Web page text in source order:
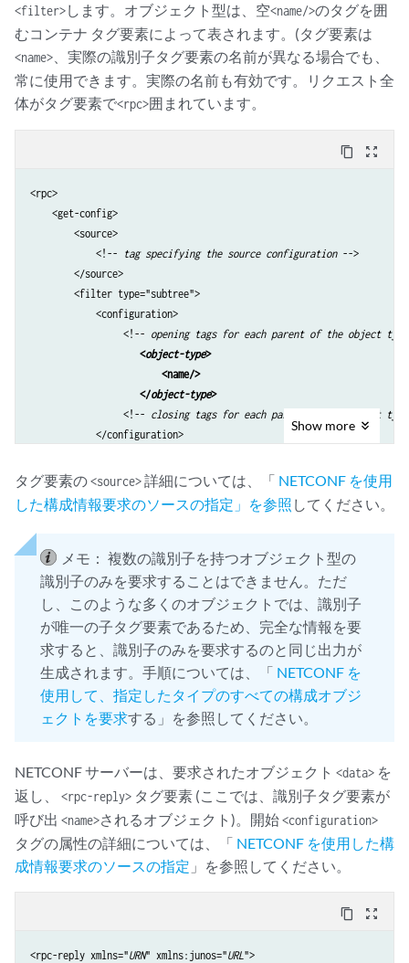
<filter>します。オブジェクト型は、空<name/>のタグを囲
むコンテナ タグ要素によって表されます。(タグ要素は
<name> 、実際の識別子タグ要素の名前が異なる場合でも、
常に使用できます。実際の名前も有効です。リクエスト全
体がタグ要素で<rpc>囲まれています。
content_copy zoom_out_map
<rpc>
    <get-config>
        <source>
            <!--
tag specifying the source configuration -->
        </source>
        <filter type="subtree">
            <configuration>
                 <!--
opening tags for each parent of the object type
<object-type>
<name/>
</object-type>
                 <!--
closing tags for each parent of the object type
            </configuration>
    </get-config>
</rpc>
Show more
タグ要素の<source>詳細については、「 NETCONF を使用
した構成情報要求のソースの指定」を参照 してください。
メモ： 複数の識別子を持つオブジェクト型の
識別子のみを要求することはできません。ただ
し、このような多くのオブジェクトでは、識別子
が唯一の子タグ要素であるため、完全な情報を要
求すると、識別子のみを要求するのと同じ出力が
生成されます。手順については、「 NETCONF を
使用して、指定したタイプのすべての構成オブジ
ェクトを要求する」を参照してください。
NETCONF サーバーは、要求されたオブジェクト <data> を
返し、 <rpc-reply> タグ要素 (ここでは、識別子タグ要素が
呼び出 <name>されるオブジェクト)。開始<configuration>
タグの属性の詳細については、「 NETCONF を使用した構
成情報要求のソースの指定 」を参照してください。
content_copy zoom_out_map
<rpc-reply xmlns="URN" xmlns:junos="URL">